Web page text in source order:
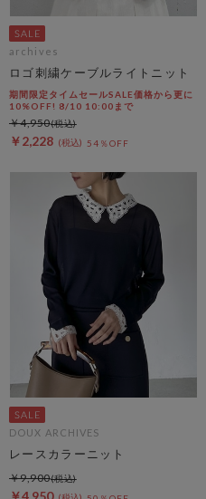
archives
ロゴ刺繍ケーブルライトニット
期間限定タイムセールSALE価格から更に
10%OFF! 8/10 10:00まで
￥2,228 54％OFF
￥4,950
DOUX ARCHIVES
レースカラーニット
￥4,950
￥9,900